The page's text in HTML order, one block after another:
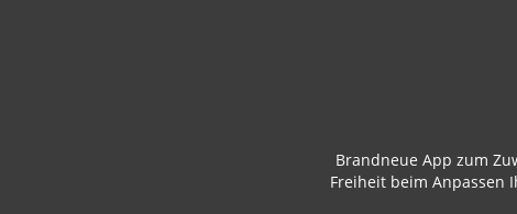
Brandneue App zum
Freiheit beim Anpassen